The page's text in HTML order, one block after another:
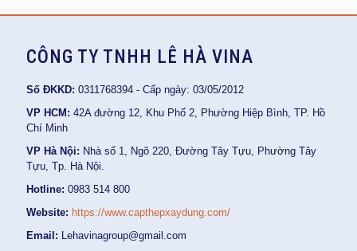
CÔNG TY TNHH LÊ HÀ VINA
Số ĐKKD: 0311768394 - Cấp ngày: 03/05/2012
VP HCM: 42A đường 12, Khu Phố 2, Phường Hiệp Bình, TP. Hồ
Chí Minh
VP Hà Nội: Nhà số 1, Ngõ 220, Đường Tây Tựu, Phường Tây
Tựu, Tp. Hà Nội.
Hotline: 0983 514 800
Website: https://www.capthepxaydung.com/
Email: Lehavinagroup@gmail.com